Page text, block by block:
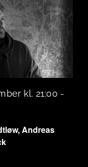
kl. 21:00 -
Andreas